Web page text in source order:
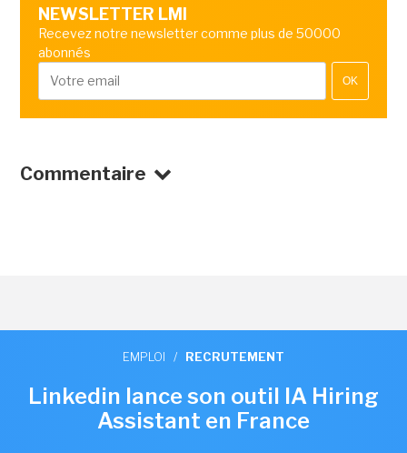
NEWSLETTER LMI
Recevez notre newsletter comme plus de 50000
abonnés
OK
Commentaire
EMPLOI / RECRUTEMENT
Linkedin lance son outil IA Hiring
Assistant en France